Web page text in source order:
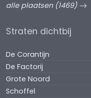
alle plaatsen (1469)
Straten dichtbij
De Corantijn
De Factorij
Grote Noord
Schoffel